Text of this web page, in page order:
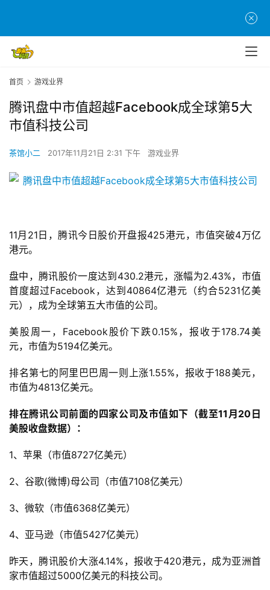
页
游
茶
原
创
首页 游戏业界
腾讯盘中市值超越Facebook成全球第5大
市值科技公司
茶馆小二 2017年11月21日 2:31 下午 游戏业界
11月21日，腾讯今日股价开盘报425港元，市值突破4万亿
港元。
盘中， 腾讯股价一度达到430.2港元，涨幅为2.43%， 市值
首度超过Facebook，达到40864亿港元（约合5231亿美
元），成为全球第五大市值的公司。
美股周一，Facebook股价下跌0.15%，报收于178.74美
元，市值为5194亿美元。
排名第七的阿里巴巴周一则上涨1.55%，报收于188美元，
市值为4813亿美元。
排在腾讯公司前面的四家公司及市值如下（截至11月20日
美股收盘数据）：
1、苹果（市值8727亿美元）
2、谷歌(微博)母公司（市值7108亿美元）
3、微软（市值6368亿美元）
4、亚马逊（市值5427亿美元）
昨天，腾讯股价大涨4.14%，报收于420港元，成为亚洲首
家市值超过5000亿美元的科技公司。